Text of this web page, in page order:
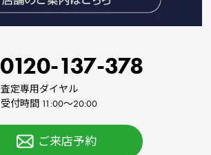
0120-137-378
査定専用ダイヤル
受付時間 11:00～20:00
ご来店予約